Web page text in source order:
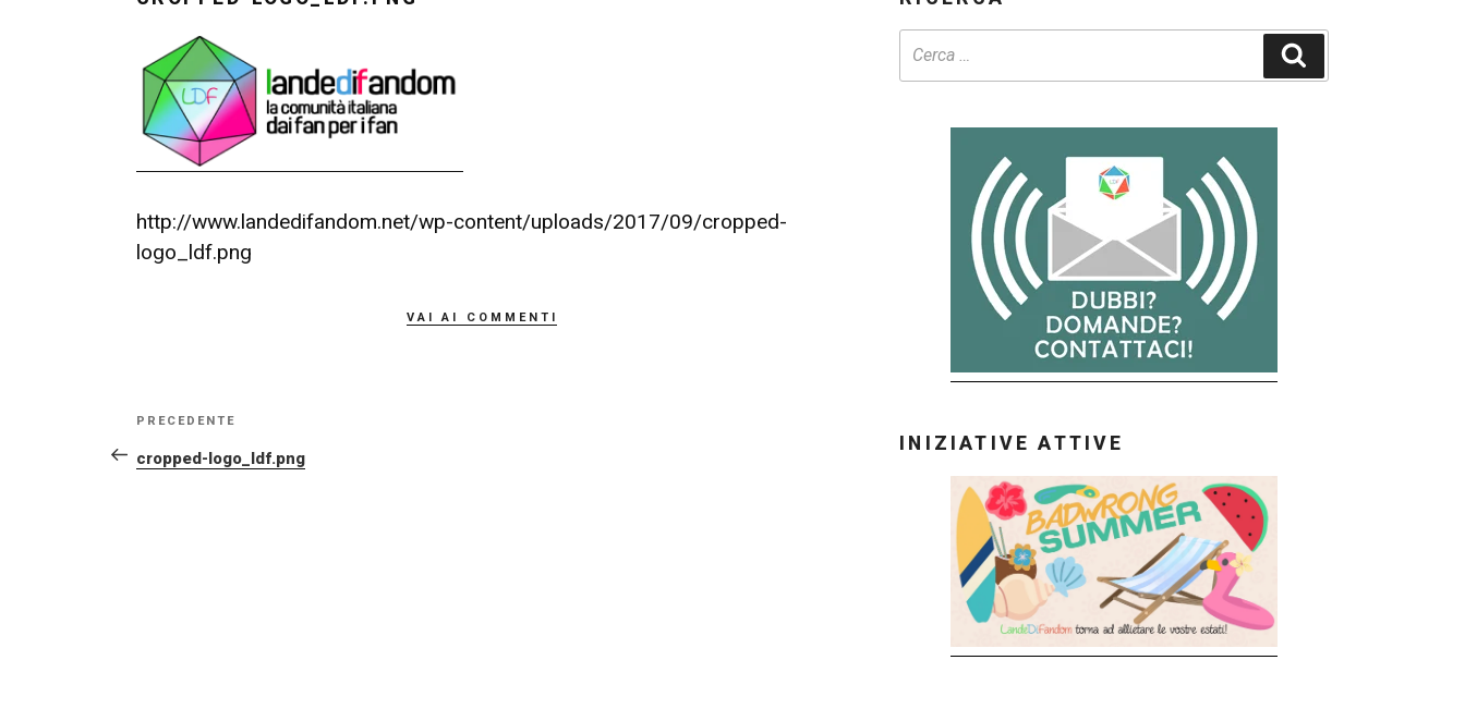
http://www.landedifandom.net/wp-content/uploads/2017/09/cropped-
logo_ldf.png
vai ai commenti
NAVIGAZIONE
ARTICOLI
Articolo
precedente:
PRECEDENTE
cropped-logo_ldf.png
INIZIATIVE ATTIVE